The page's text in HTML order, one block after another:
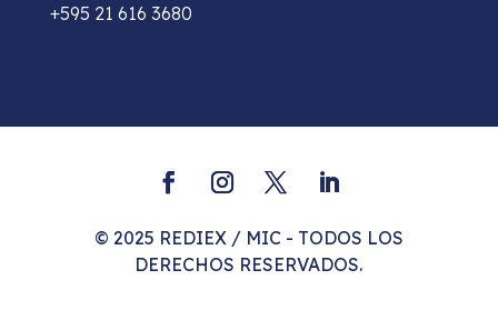
+595 21 616 3680
© 2025 REDIEX / MIC - TODOS LOS
DERECHOS RESERVADOS.